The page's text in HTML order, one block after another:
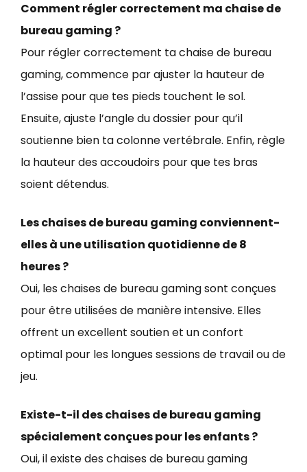
Comment régler correctement ma chaise de
bureau gaming ?
Pour régler correctement ta chaise de bureau
gaming, commence par ajuster la hauteur de
l’assise pour que tes pieds touchent le sol.
Ensuite, ajuste l’angle du dossier pour qu’il
soutienne bien ta colonne vertébrale. Enfin, règle
la hauteur des accoudoirs pour que tes bras
soient détendus.
Les chaises de bureau gaming conviennent-
elles à une utilisation quotidienne de 8
heures ?
Oui, les chaises de bureau gaming sont conçues
pour être utilisées de manière intensive. Elles
offrent un excellent soutien et un confort
optimal pour les longues sessions de travail ou de
jeu.
Existe-t-il des chaises de bureau gaming
spécialement conçues pour les enfants ?
Oui, il existe des chaises de bureau gaming